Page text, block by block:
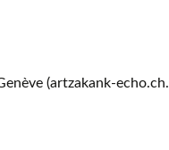
(artzakank-